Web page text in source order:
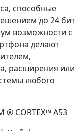
способные
до 24 бит
возможности с
делают
расширения или
любого
® CORTEX™ A53